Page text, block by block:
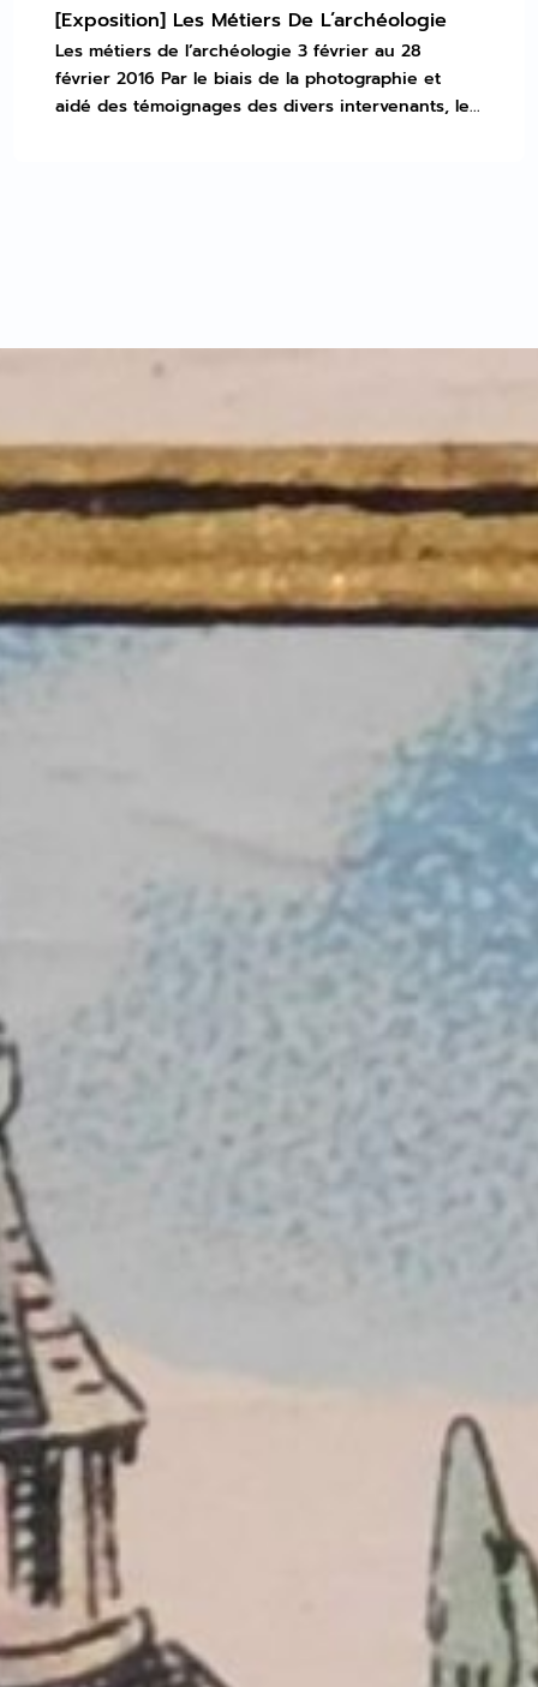
[Exposition] Les Métiers De L’archéologie
Les métiers de l’archéologie 3 février au 28
février 2016 Par le biais de la photographie et
aidé des témoignages des divers intervenants, le...